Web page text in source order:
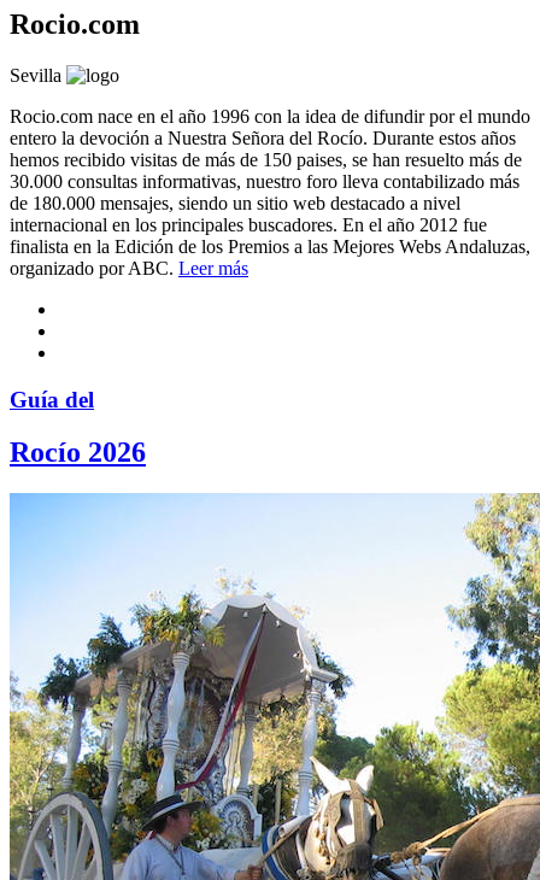
Rocio.com
Sevilla
Rocio.com nace en el año 1996 con la idea de difundir por el mundo
entero la devoción a Nuestra Señora del Rocío. Durante estos años
hemos recibido visitas de más de 150 paises, se han resuelto más de
30.000 consultas informativas, nuestro foro lleva contabilizado más
de 180.000 mensajes, siendo un sitio web destacado a nivel
internacional en los principales buscadores. En el año 2012 fue
finalista en la Edición de los Premios a las Mejores Webs Andaluzas,
organizado por ABC. Leer más
Guía del
Rocío 2026